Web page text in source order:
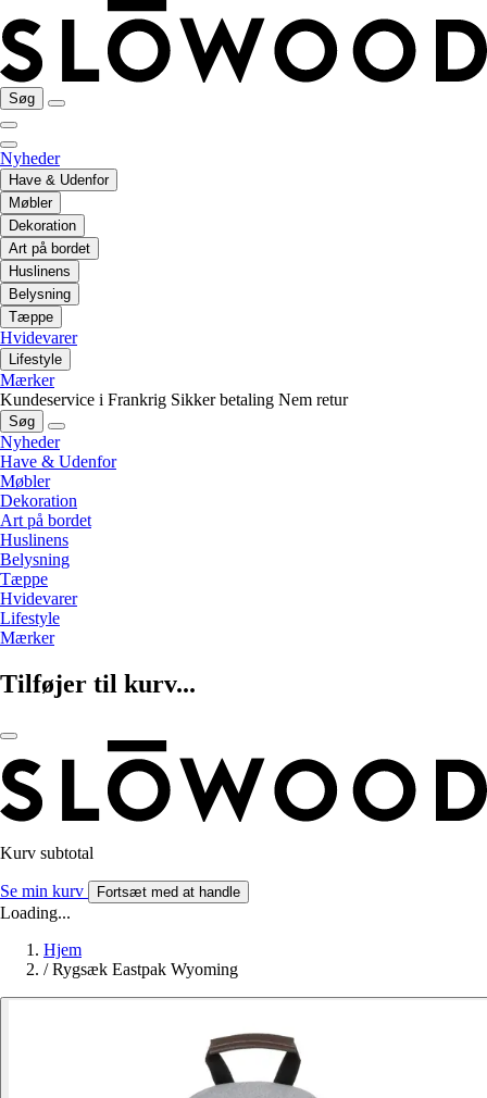
Søg
Nyheder
Have & Udenfor
Møbler
Dekoration
Art på bordet
Huslinens
Belysning
Tæppe
Hvidevarer
Lifestyle
Mærker
Kundeservice i Frankrig Sikker betaling Nem retur
Søg
Nyheder
Have & Udenfor
Møbler
Dekoration
Art på bordet
Huslinens
Belysning
Tæppe
Hvidevarer
Lifestyle
Mærker
Tilføjer til kurv...
Kurv subtotal
Se min kurv Fortsæt med at handle
Loading...
Hjem
/ Rygsæk Eastpak Wyoming